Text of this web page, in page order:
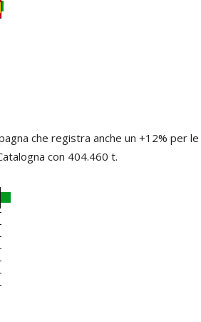
che registra anche un +12% per
con 404.460 t.